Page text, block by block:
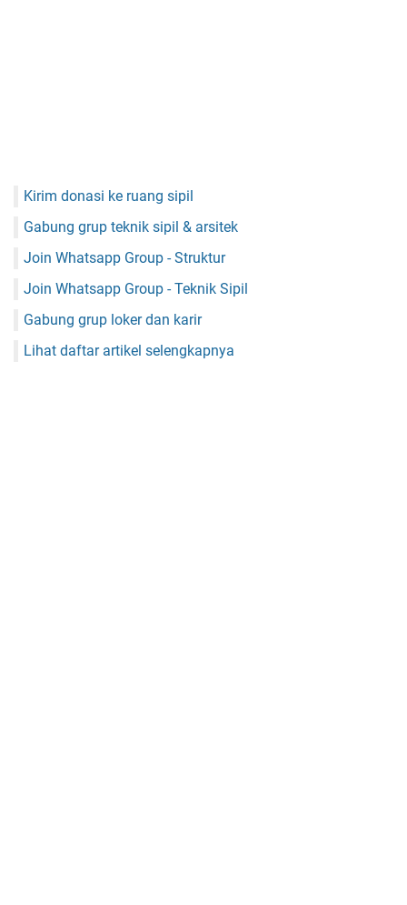
Kirim donasi ke ruang sipil
Gabung grup teknik sipil & arsitek
Join Whatsapp Group - Struktur
Join Whatsapp Group - Teknik Sipil
Gabung grup loker dan karir
Lihat daftar artikel selengkapnya